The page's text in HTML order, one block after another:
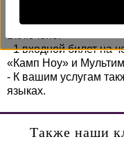
- 1 входной билет на
«Камп Ноу» и
- К вашим услугам
языках.
Также наши